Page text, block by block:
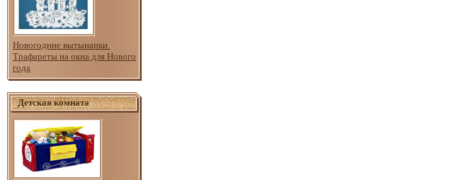
Новогодние вытынанки.
Трафареты на окна для Нового
года
Детская комната